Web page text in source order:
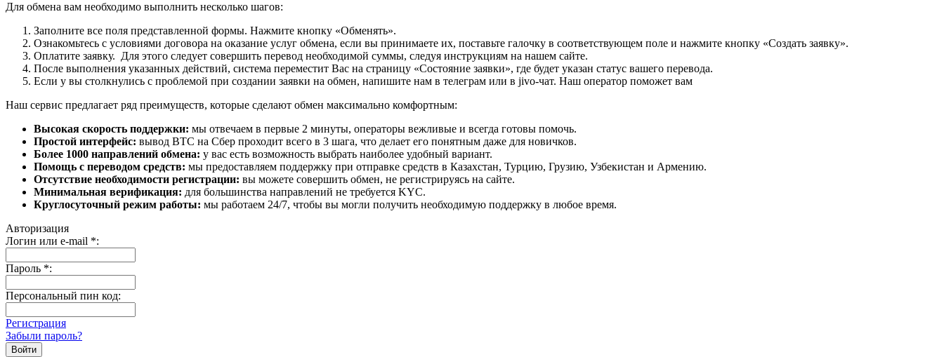
Для обмена вам необходимо выполнить несколько шагов:
Заполните все поля представленной формы. Нажмите кнопку «Обменять».
Ознакомьтесь с условиями договора на оказание услуг обмена, если вы принимаете их, поставьте галочку в соответствующем поле и нажмите кнопку «Создать заявку».
Оплатите заявку. Для этого следует совершить перевод необходимой суммы, следуя инструкциям на нашем сайте.
После выполнения указанных действий, система переместит Вас на страницу «Состояние заявки», где будет указан статус вашего перевода.
Если у вы столкнулись с проблемой при создании заявки на обмен, напишите нам в телеграм или в jivo-чат. Наш оператор поможет вам
Наш сервис предлагает ряд преимуществ, которые сделают обмен максимально комфортным:
Высокая скорость поддержки: мы отвечаем в первые 2 минуты, операторы вежливые и всегда готовы помочь.
Простой интерфейс: вывод BTC на Сбер проходит всего в 3 шага, что делает его понятным даже для новичков.
Более 1000 направлений обмена: у вас есть возможность выбрать наиболее удобный вариант.
Помощь с переводом средств: мы предоставляем поддержку при отправке средств в Казахстан, Турцию, Грузию, Узбекистан и Армению.
Отсутствие необходимости регистрации: вы можете совершить обмен, не регистрируясь на сайте.
Минимальная верификация: для большинства направлений не требуется KYC.
Круглосуточный режим работы: мы работаем 24/7, чтобы вы могли получить необходимую поддержку в любое время.
Авторизация
Логин или e-mail *:
Пароль *:
Персональный пин код:
Регистрация
Забыли пароль?